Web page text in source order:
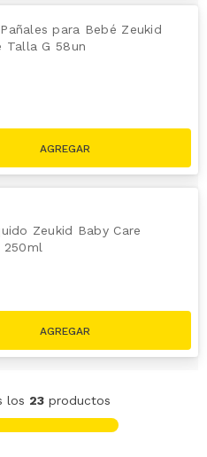
para Bebé Zeukid
Talla G 58un
Zeukid Baby Care
250ml
los 23productos